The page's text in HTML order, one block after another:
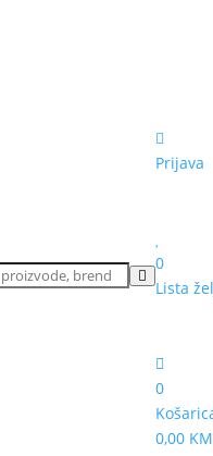
Prijava
0
Lista
0
0,00 KM